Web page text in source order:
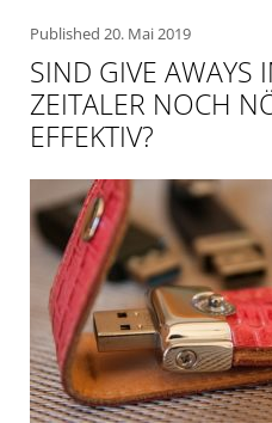
Published 20. Mai 2019
SIND GIVE AWAYS
ZEITALER NOCH
EFFEKTIV?